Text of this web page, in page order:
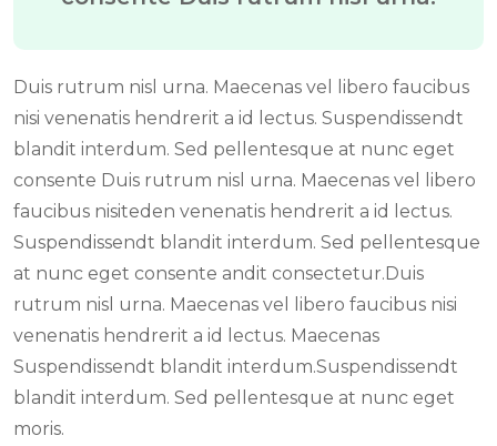
Duis rutrum nisl urna. Maecenas vel libero faucibus
nisi venenatis hendrerit a id lectus. Suspendissendt
blandit interdum. Sed pellentesque at nunc eget
consente Duis rutrum nisl urna. Maecenas vel libero
faucibus nisiteden venenatis hendrerit a id lectus.
Suspendissendt blandit interdum. Sed pellentesque
at nunc eget consente andit consectetur.Duis
rutrum nisl urna. Maecenas vel libero faucibus nisi
venenatis hendrerit a id lectus. Maecenas
Suspendissendt blandit interdum.Suspendissendt
blandit interdum. Sed pellentesque at nunc eget
moris.